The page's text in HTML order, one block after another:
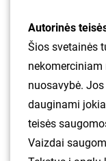
Autorinės
Šios svetainės
nuosavybė.
dauginami
teisės
Vaizdai